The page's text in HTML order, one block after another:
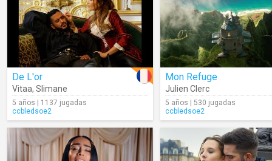
De L'or
Vitaa, Slimane
5 años | 1137 jugadas
ccbledsoe2
Mon Refuge
Julien Clerc
5 años | 530 jugadas
ccbledsoe2